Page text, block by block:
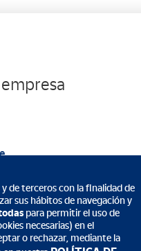
de terceros con la finalidad de
sus hábitos de navegación y
para permitir el uso de
necesarias) en el
o rechazar, mediante la